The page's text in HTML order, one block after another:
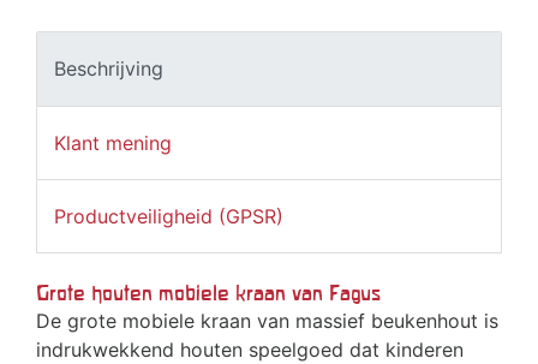
Beschrijving
Klant mening
Productveiligheid (GPSR)
Grote houten mobiele kraan van Fagus
De grote mobiele kraan van massief beukenhout is
indrukwekkend houten speelgoed dat kinderen